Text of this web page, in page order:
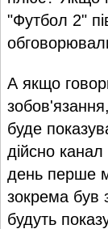
"Футбол 2"
А якщо
буде
дійсно канал
день перше
зокрема був
будуть